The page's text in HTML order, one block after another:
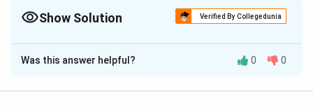
Show Solution Verified By Collegedunia
Solution and Explanation
हास्य रस: हास्य रस का स्थायी भाव 'हास' होता है। यह रस किसी
Was this answer helpful? 0 0